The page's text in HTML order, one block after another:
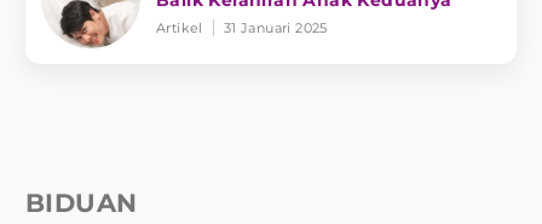
Artikel 31 Januari 2025
BIDUAN